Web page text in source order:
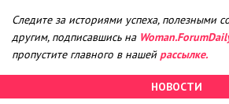
Следите за историями успеха, полезными
другим, подписавшись на
пропустите главного в нашей рассылке.
НОВОСТИ